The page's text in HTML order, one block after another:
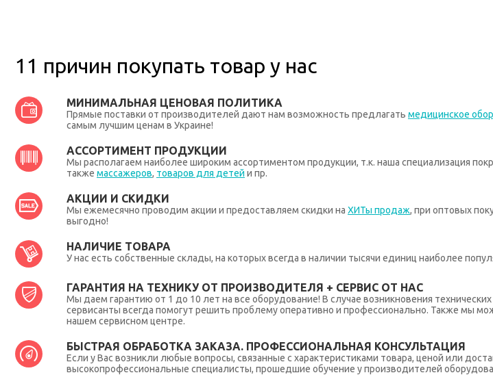
11 причин покупать товар у нас
МИНИМАЛЬНАЯ ЦЕНОВАЯ ПОЛИТИКА
Прямые поставки от производителей дают нам возможность предлагать медицинское
самым лучшим ценам в Украине!
АССОРТИМЕНТ ПРОДУКЦИИ
Мы располагаем наиболее широким ассортиментом продукции, т.к. наша специализация
также массажеров, товаров для детей и пр.
АКЦИИ И СКИДКИ
Мы ежемесячно проводим акции и предоставляем скидки на ХИТы продаж, при оптовых
выгодно!
НАЛИЧИЕ ТОВАРА
У нас есть собственные склады, на которых всегда в наличии тысячи единиц наиболее
ГАРАНТИЯ НА ТЕХНИКУ ОТ ПРОИЗВОДИТЕЛЯ + СЕРВИС ОТ НАС
Мы даем гарантию от 1 до 10 лет на все оборудование! В случае возникновения
сервисанты всегда помогут решить проблему оперативно и профессионально. Также мы
нашем сервисном центре.
БЫСТРАЯ ОБРАБОТКА ЗАКАЗА. ПРОФЕССИОНАЛЬНАЯ КОНСУЛЬТАЦИЯ
Если у Вас возникли любые вопросы, связанные с характеристиками товара, ценой или
высокопрофессиональные специалисты, прошедшие обучение у производителей